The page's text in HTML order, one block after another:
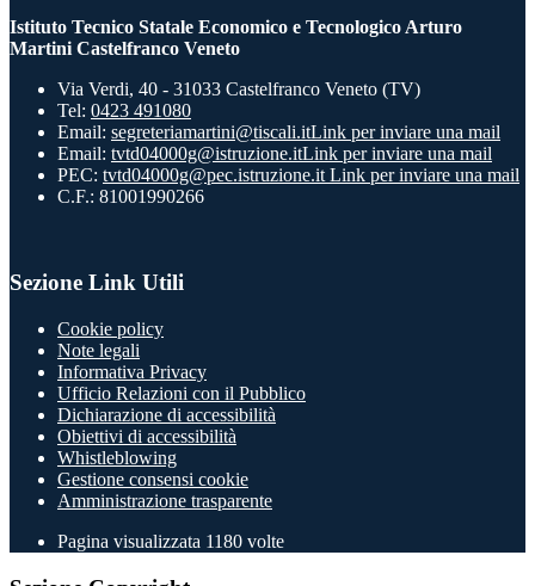
Istituto Tecnico Statale Economico e Tecnologico Arturo
Martini Castelfranco Veneto
Via Verdi, 40 - 31033 Castelfranco Veneto (TV)
Tel: 0423 491080
Email: segreteriamartini@tiscali.itLink per inviare una mail
Email: tvtd04000g@istruzione.itLink per inviare una mail
PEC: tvtd04000g@pec.istruzione.it Link per inviare una mail
C.F.: 81001990266
Sezione Link Utili
Cookie policy
Note legali
Informativa Privacy
Ufficio Relazioni con il Pubblico
Dichiarazione di accessibilità
Obiettivi di accessibilità
Whistleblowing
Gestione consensi cookie
Amministrazione trasparente
Pagina visualizzata 1180 volte